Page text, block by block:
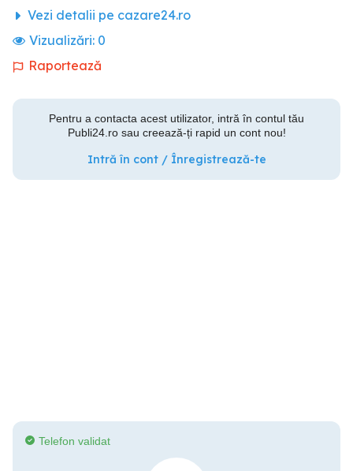
Vezi detalii pe cazare24.ro
Vizualizări: 0
Raportează
Pentru a contacta acest utilizator, intră în contul tău
Publi24.ro sau creează-ți rapid un cont nou!
Intră în cont / Înregistrează-te
Telefon validat